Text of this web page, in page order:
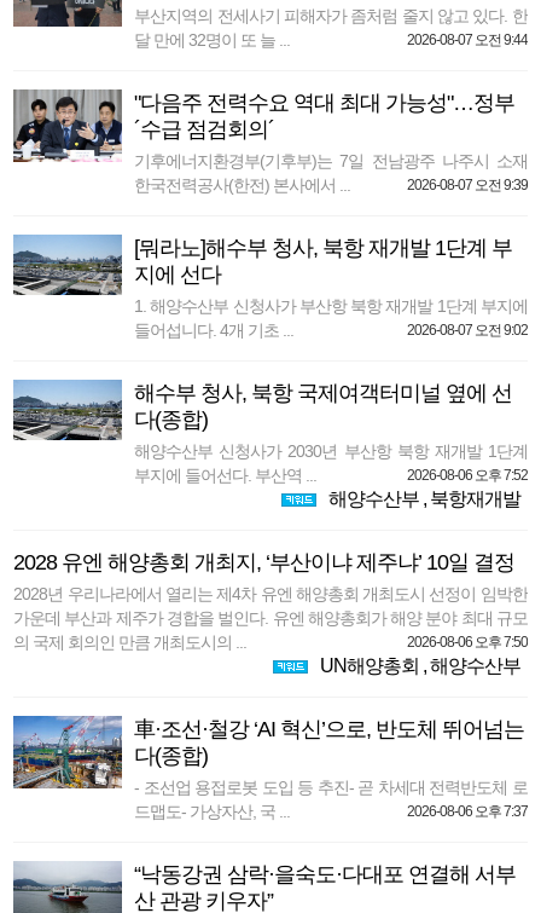
부산지역의 전세사기 피해자가 좀처럼 줄지 않고 있다. 한
달 만에 32명이 또 늘 ...
2026-08-07 오전 9:44
"다음주 전력수요 역대 최대 가능성"…정부
´수급 점검회의´
기후에너지환경부(기후부)는 7일 전남광주 나주시 소재
한국전력공사(한전) 본사에서 ...
2026-08-07 오전 9:39
[뭐라노]해수부 청사, 북항 재개발 1단계 부
지에 선다
1. 해양수산부 신청사가 부산항 북항 재개발 1단계 부지에
들어섭니다. 4개 기초 ...
2026-08-07 오전 9:02
해수부 청사, 북항 국제여객터미널 옆에 선
다(종합)
해양수산부 신청사가 2030년 부산항 북항 재개발 1단계
부지에 들어선다. 부산역 ...
2026-08-06 오후 7:52
해양수산부, 북항재개발
2028 유엔 해양총회 개최지, ‘부산이냐 제주냐’ 10일 결정
2028년 우리나라에서 열리는 제4차 유엔 해양총회 개최도시 선정이 임박한
가운데 부산과 제주가 경합을 벌인다. 유엔 해양총회가 해양 분야 최대 규모
의 국제 회의인 만큼 개최도시의 ...
2026-08-06 오후 7:50
UN해양총회 ,해양수산부
車·조선·철강 ‘AI 혁신’으로, 반도체 뛰어넘는
다(종합)
- 조선업 용접로봇 도입 등 추진- 곧 차세대 전력반도체 로
드맵도- 가상자산, 국 ...
2026-08-06 오후 7:37
“낙동강권 삼락·을숙도·다대포 연결해 서부
산 관광 키우자”